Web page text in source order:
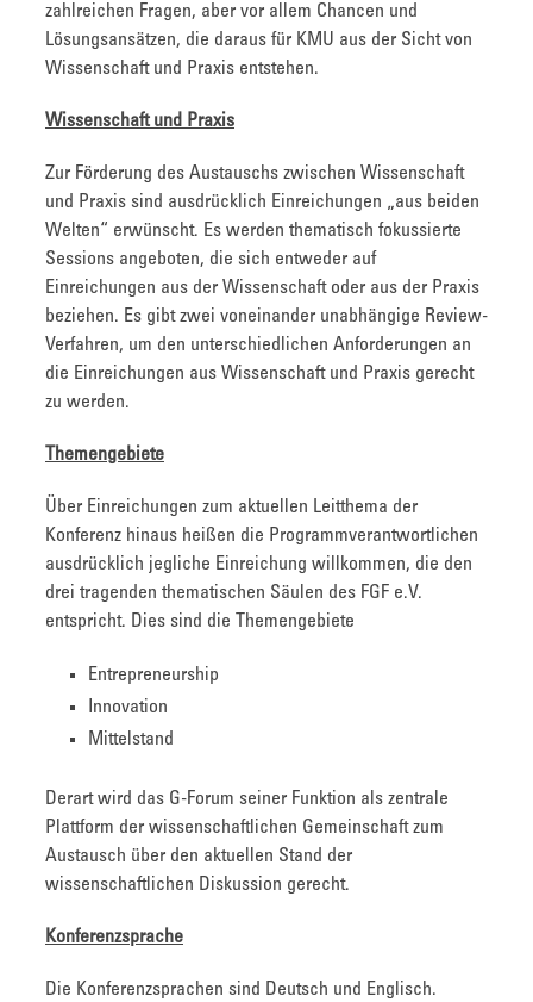
zahlreichen Fragen, aber vor allem Chancen und
Lösungsansätzen, die daraus für KMU aus der Sicht von
Wissenschaft und Praxis entstehen.
Wissenschaft und Praxis
Zur Förderung des Austauschs zwischen Wissenschaft
und Praxis sind ausdrücklich Einreichungen „aus beiden
Welten“ erwünscht. Es werden thematisch fokussierte
Sessions angeboten, die sich entweder auf
Einreichungen aus der Wissenschaft oder aus der Praxis
beziehen. Es gibt zwei voneinander unabhängige Review-
Verfahren, um den unterschiedlichen Anforderungen an
die Einreichungen aus Wissenschaft und Praxis gerecht
zu werden.
Themengebiete
Über Einreichungen zum aktuellen Leitthema der
Konferenz hinaus heißen die Programmverantwortlichen
ausdrücklich jegliche Einreichung willkommen, die den
drei tragenden thematischen Säulen des FGF e.V.
entspricht. Dies sind die Themengebiete
Entrepreneurship
Innovation
Mittelstand
Derart wird das G-Forum seiner Funktion als zentrale
Plattform der wissenschaftlichen Gemeinschaft zum
Austausch über den aktuellen Stand der
wissenschaftlichen Diskussion gerecht.
Konferenzsprache
Die Konferenzsprachen sind Deutsch und Englisch.